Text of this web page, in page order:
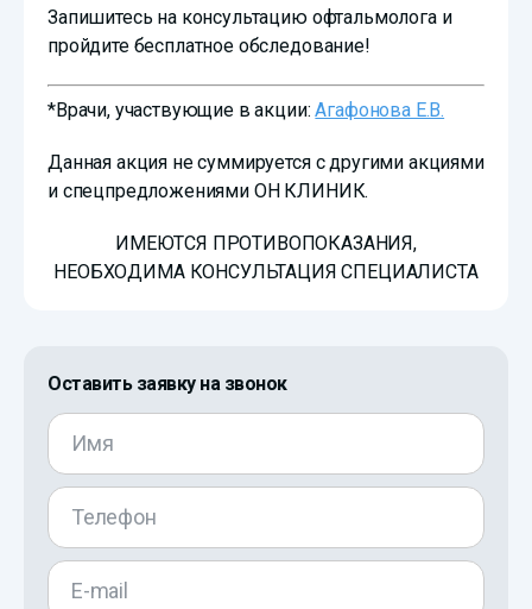
Запишитесь на консультацию офтальмолога и
пройдите бесплатное обследование!
*Врачи, участвующие в акции:Агафонова Е.В.
Данная акция не суммируется с другими акциями
и спецпредложениями ОН КЛИНИК.
ИМЕЮТСЯ ПРОТИВОПОКАЗАНИЯ,
НЕОБХОДИМА КОНСУЛЬТАЦИЯ СПЕЦИАЛИСТА
Оставить заявку на звонок